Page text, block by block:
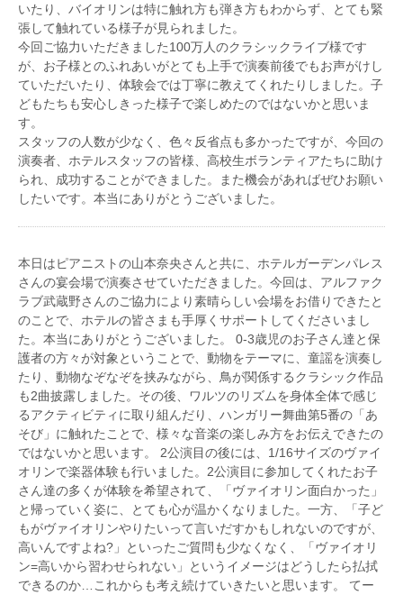
いたり、バイオリンは特に触れ方も弾き方もわからず、とても緊
張して触れている様子が見られました。
今回ご協力いただきました100万人のクラシックライブ様です
が、お子様とのふれあいがとても上手で演奏前後でもお声がけし
ていただいたり、体験会では丁寧に教えてくれたりしました。子
どもたちも安心しきった様子で楽しめたのではないかと思いま
す。
スタッフの人数が少なく、色々反省点も多かったですが、今回の
演奏者、ホテルスタッフの皆様、高校生ボランティアたちに助け
られ、成功することができました。また機会があればぜひお願い
したいです。本当にありがとうございました。
本日はピアニストの山本奈央さんと共に、ホテルガーデンパレス
さんの宴会場で演奏させていただきました。今回は、アルファク
ラブ武蔵野さんのご協力により素晴らしい会場をお借りできたと
のことで、ホテルの皆さまも手厚くサポートしてくださいまし
た。本当にありがとうございました。 0-3歳児のお子さん達と保
護者の方々が対象ということで、動物をテーマに、童謡を演奏し
たり、動物なぞなぞを挟みながら、鳥が関係するクラシック作品
も2曲披露しました。その後、ワルツのリズムを身体全体で感じ
るアクティビティに取り組んだり、ハンガリー舞曲第5番の「あ
そび」に触れたことで、様々な音楽の楽しみ方をお伝えできたの
ではないかと思います。 2公演目の後には、1/16サイズのヴァイ
オリンで楽器体験も行いました。2公演目に参加してくれたお子
さん達の多くが体験を希望されて、「ヴァイオリン面白かった」
と帰っていく姿に、とても心が温かくなりました。一方、「子ど
もがヴァイオリンやりたいって言いだすかもしれないのですが、
高いんですよね?」といったご質問も少なくなく、「ヴァイオリ
ン=高いから習わせられない」というイメージはどうしたら払拭
できるのか…これからも考え続けていきたいと思います。 てー